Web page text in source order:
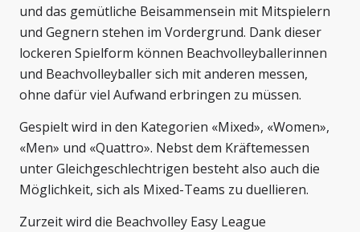
und das gemütliche Beisammensein mit Mitspielern
und Gegnern stehen im Vordergrund. Dank dieser
lockeren Spielform können Beachvolleyballerinnen
und Beachvolleyballer sich mit anderen messen,
ohne dafür viel Aufwand erbringen zu müssen.
Gespielt wird in den Kategorien «Mixed», «Women»,
«Men» und «Quattro». Nebst dem Kräftemessen
unter Gleichgeschlechtrigen besteht also auch die
Möglichkeit, sich als Mixed-Teams zu duellieren.
Zurzeit wird die Beachvolley Easy League